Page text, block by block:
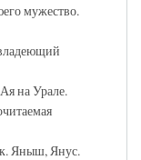
мужество.
на Урале.
Яныш, Янус.